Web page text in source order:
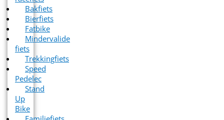
Bakfiets
Bierfiets
Fatbike
Mindervalide
fiets
Trekkingfiets
Speed
Pedelec
Stand
Up
Bike